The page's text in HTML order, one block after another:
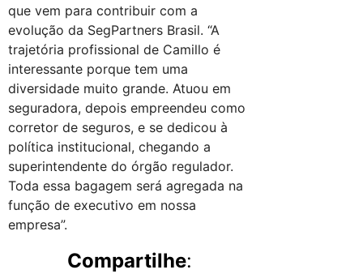
que vem para contribuir com a
evolução da SegPartners Brasil. “A
trajetória profissional de Camillo é
interessante porque tem uma
diversidade muito grande. Atuou em
seguradora, depois empreendeu como
corretor de seguros, e se dedicou à
política institucional, chegando a
superintendente do órgão regulador.
Toda essa bagagem será agregada na
função de executivo em nossa
empresa”.
Compartilhe: